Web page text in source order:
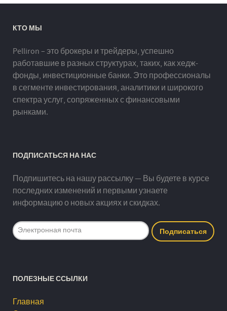
КТО МЫ
Pelliron – это брокеры и трейдеры, успешно
работавшие в разных структурах, таких, как хедж-
фонды, инвестиционные банки. Это профессионалы
в сегменте инвестирования, аналитики и широкого
спектра услуг, сопряженных с финансовыми
рынками.
ПОДПИСАТЬСЯ НА НАС
Подпишитесь на нашу рассылку — Вы будете в курсе
последних изменений и первыми узнаете
информацию о новых акциях и скидках.
ПОЛЕЗНЫЕ ССЫЛКИ
Главная